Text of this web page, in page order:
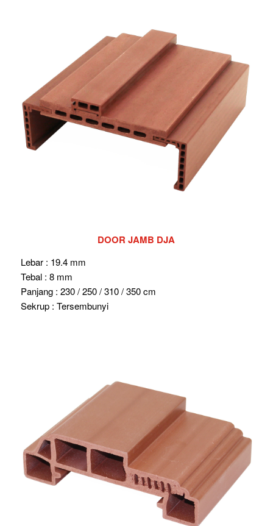
DOOR JAMB DJA
Lebar : 19.4 mm
Tebal : 8 mm
Panjang : 230 / 250 / 310 / 350 cm
Sekrup : Tersembunyi